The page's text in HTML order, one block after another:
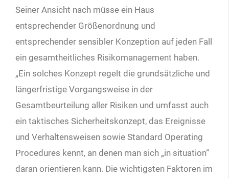
Seiner Ansicht nach müsse ein Haus
entsprechender Größenordnung und
entsprechender sensibler Konzeption auf jeden Fall
ein gesamtheitliches Risikomanagement haben.
„Ein solches Konzept regelt die grundsätzliche und
längerfristige Vorgangsweise in der
Gesamtbeurteilung aller Risiken und umfasst auch
ein taktisches Sicherheitskonzept, das Ereignisse
und Verhaltensweisen sowie Standard Operating
Procedures kennt, an denen man sich „in situation“
daran orientieren kann. Die wichtigsten Faktoren im